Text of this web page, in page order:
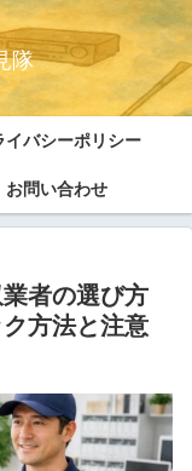
隊
イバシーポリシー
お問い合わせ
者の選び方
方法と注意